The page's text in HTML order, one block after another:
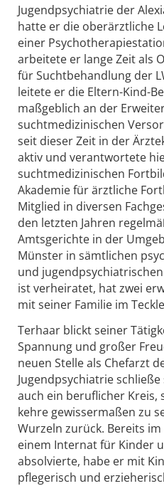
Jugendpsychiatrie der
hatte er die oberärztliche
einer
arbeitete er lange Zeit als
für Suchtbehandlung der
leitete er die Eltern-Kind-
maßgeblich an der
suchtmedizinischen
seit dieser Zeit in der
aktiv und verantwortete
suchtmedizinischen
Akademie für ärztliche
Mitglied in diversen
den letzten Jahren
Amtsgerichte in der
Münster in sämtlichen
und
ist verheiratet, hat zwei
mit seiner Familie im
Terhaar blickt seiner
Spannung und großer
neuen Stelle als Chefarzt
Jugendpsychiatrie
auch ein beruflicher Kreis,
kehre gewissermaßen zu
Wurzeln zurück. Bereits
einem Internat für Kinder
absolvierte, habe er mit
pflegerisch und